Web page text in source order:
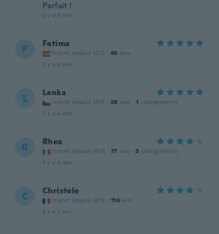
Parfait !
il y a 6 ans
F Fatima
Inscrit depuis 2017 · 49 avis
il y a 6 ans
L Lenka
Inscrit depuis 2017 · 38 avis · 1 chargements
il y a 6 ans
R Rhea
Inscrit depuis 2018 · 77 avis · 3 chargements
il y a 6 ans
C Christele
Inscrit depuis 2018 · 116 avis
il y a 7 ans